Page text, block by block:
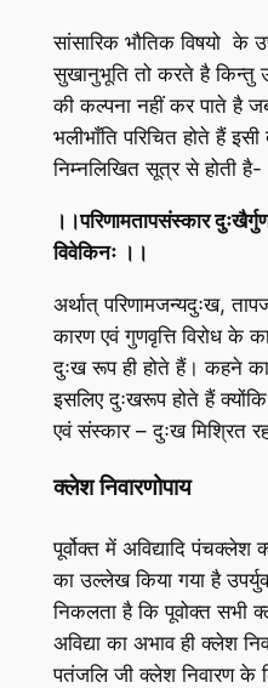
सांसारिक भौतिक विषयो के
सुखानुभूति तो करते है किन्तु
की कल्पना नहीं कर पाते है
भलीभाँति परिचित होते हैं
निम्नलिखित सूत्र से होती है-
।।परिणामतापसंस्कार
विवेकिनः ।।
अर्थात् परिणामजन्यदुःख,
कारण एवं गुणवृत्ति विरोध के
दुःख रूप ही होते हैं। कहने
इसलिए दुःखरूप होते हैं
एवं संस्कार – दुःख मिश्रित
क्लेश निवारणोपाय
पूर्वोक्त में अविद्यादि
का उल्लेख किया गया है
निकलता है कि पूवोक्त सभी
अविद्या का अभाव ही क्लेश
पतंजलि जी क्लेश निवारण के